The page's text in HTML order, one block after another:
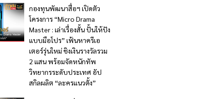
กองทุนพัฒนาสื่อฯ เปิดตัว
โครงการ “Micro Drama
Master : เล่าเรื่องสั้น ปั้นให้ปัง
แบบมือโปร” เฟ้นหาครีเอ
เตอร์รุ่นใหม่ ชิงเงินรางวัลรวม
2 แสน พร้อมจัดหนักทัพ
วิทยากรระดับประเทศ อัป
สกิลผลิต “ละครแนวตั้ง”